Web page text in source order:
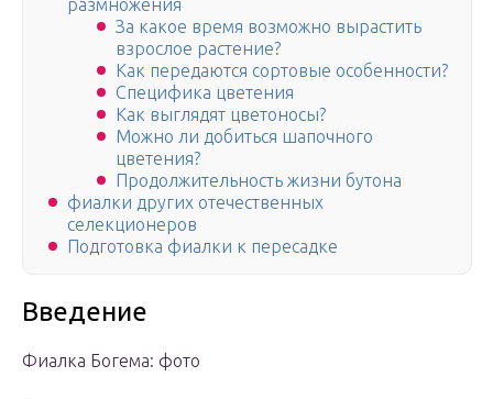
размножения
За какое время возможно вырастить
взрослое растение?
Как передаются сортовые особенности?
Специфика цветения
Как выглядят цветоносы?
Можно ли добиться шапочного
цветения?
Продолжительность жизни бутона
фиалки других отечественных
селекционеров
Подготовка фиалки к пересадке
Введение
Фиалка Богема: фото